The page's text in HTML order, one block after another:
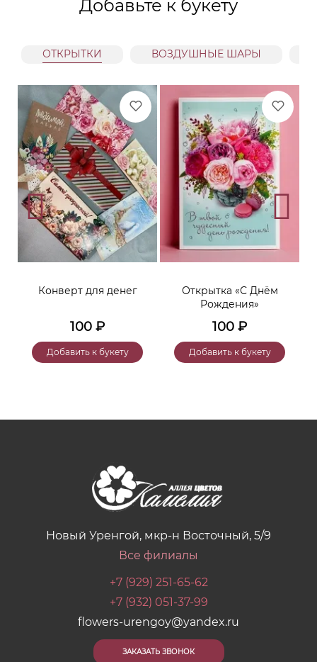
Добавьте к букету
ОТКРЫТКИ ВОЗДУШНЫЕ ШАРЫ
Конверт для денег
100 ₽
Добавить к букету
Открытка «С Днём
Рождения»
100 ₽
Добавить к букету
Новый Уренгой, мкр-н Восточный, 5/9
Все филиалы
+7 (929) 251-65-62
+7 (932) 051-37-99
flowers-urengoy@yandex.ru
ЗАКАЗАТЬ ЗВОНОК